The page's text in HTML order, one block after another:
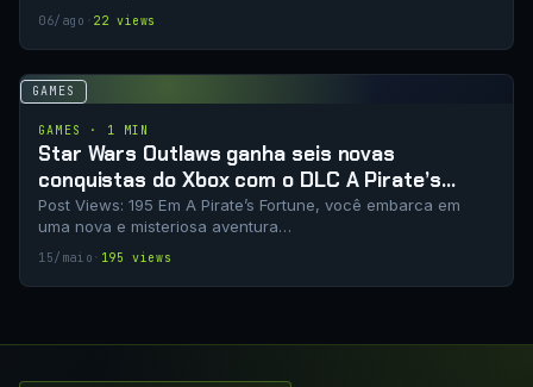
06/ago · 22 views
GAMES
GAMES · 1 MIN
Star Wars Outlaws ganha seis novas
conquistas do Xbox com o DLC A Pirate’s
Fortune
Post Views: 195 Em A Pirate’s Fortune, você embarca em
uma nova e misteriosa aventura…
15/maio · 195 views